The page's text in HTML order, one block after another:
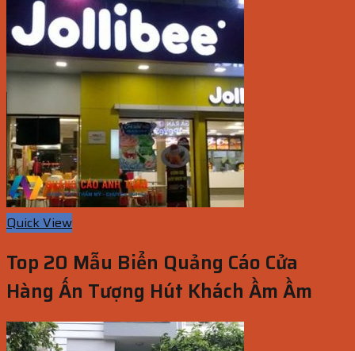
Quick View
Top 20 Mẫu Biển Quảng Cáo Cửa
Hàng Ấn Tượng Hút Khách Ầm Ầm